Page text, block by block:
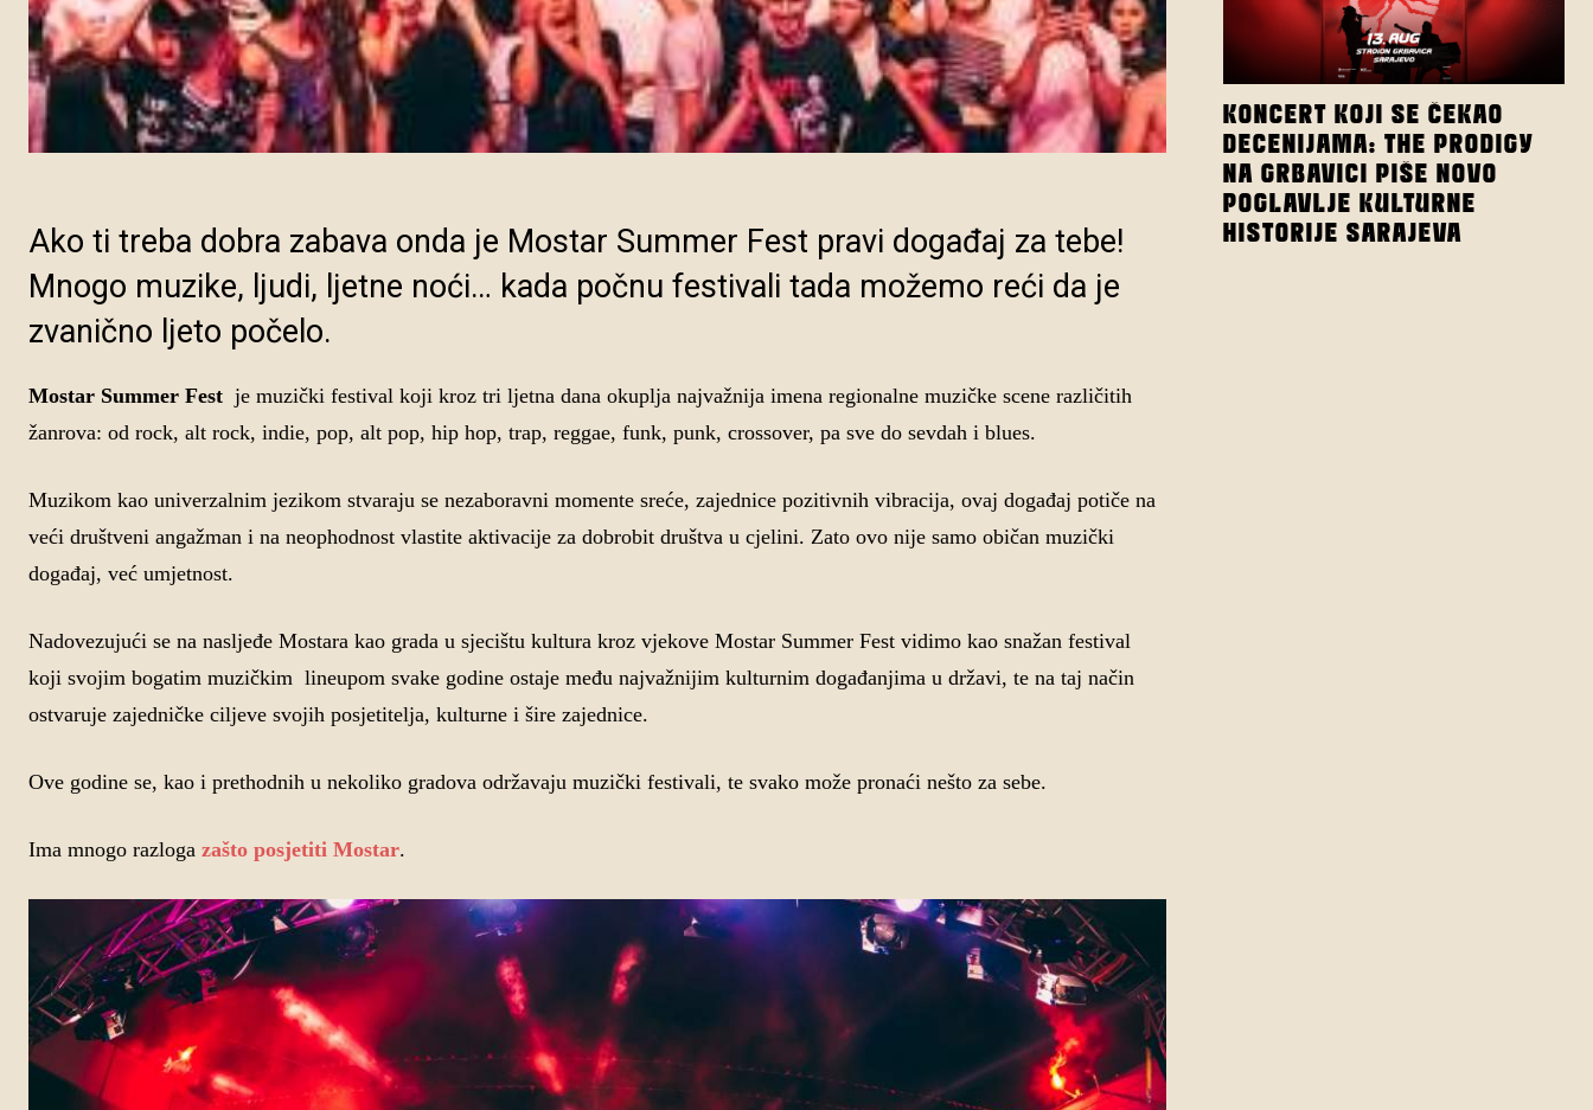
Ako ti treba dobra zabava onda je Mostar Summer Fest pravi događaj za tebe!
Mnogo muzike, ljudi, ljetne noći… kada počnu festivali tada možemo reći da je
zvanično ljeto počelo.
Mostar Summer Fest je muzički festival koji kroz tri ljetna dana okuplja najvažnija imena regionalne muzičke scene različitih
žanrova: od rock, alt rock, indie, pop, alt pop, hip hop, trap, reggae, funk, punk, crossover, pa sve do sevdah i blues.
Muzikom kao univerzalnim jezikom stvaraju se nezaboravni momente sreće, zajednice pozitivnih vibracija, ovaj događaj potiče na
veći društveni angažman i na neophodnost vlastite aktivacije za dobrobit društva u cjelini. Zato ovo nije samo običan muzički
događaj, već umjetnost.
Nadovezujući se na nasljeđe Mostara kao grada u sjecištu kultura kroz vjekove Mostar Summer Fest vidimo kao snažan festival
koji svojim bogatim muzičkim lineupom svake godine ostaje među najvažnijim kulturnim događanjima u državi, te na taj način
ostvaruje zajedničke ciljeve svojih posjetitelja, kulturne i šire zajednice.
Ove godine se, kao i prethodnih u nekoliko gradova održavaju muzički festivali, te svako može pronaći nešto za sebe.
Ima mnogo razloga zašto posjetiti Mostar.
KONCERT KOJI SE ČEKAO
DECENIJAMA: THE PRODIGY
NA GRBAVICI PIŠE NOVO
POGLAVLJE KULTURNE
HISTORIJE SARAJEVA